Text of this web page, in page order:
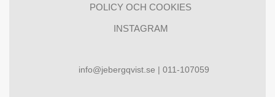
POLICY OCH COOKIES
INSTAGRAM
info@jebergqvist.se | 011-107059